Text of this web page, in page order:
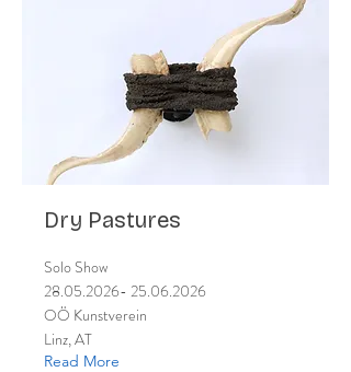
Dry Pastures
Solo Show
28.05.2026- 25.06.2026
OÖ Kunstverein
Linz, AT
Read More